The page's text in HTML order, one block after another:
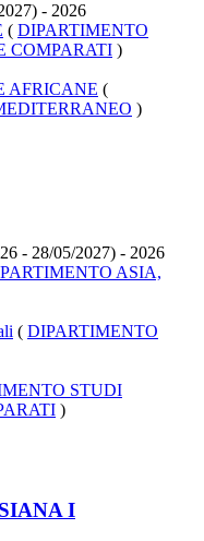
- 2026
( DIPARTIMENTO
COMPARATI )
AFRICANE (
)
- 28/05/2027) - 2026
ASIA,
( DIPARTIMENTO
STUDI
)
I